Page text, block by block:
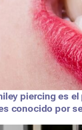
piercing es
conocido por